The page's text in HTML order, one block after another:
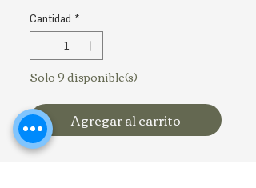
Cantidad *
Solo 9 disponible(s)
Agregar al carrito